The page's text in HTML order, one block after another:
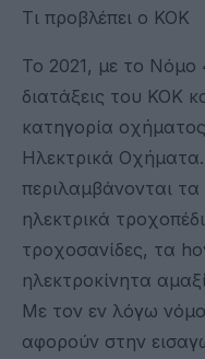
Τι προβλέπει ο ΚΟΚ
Το 2021, με το Νόμο
διατάξεις του ΚΟΚ
κατηγορία
Ηλεκτρικά
περιλαμβάνονται τα
ηλεκτρικά
τροχοσανίδες, τα
ηλεκτροκίνητα
Με τον εν λόγω
αφορούν στην